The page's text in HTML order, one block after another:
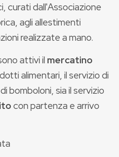
curati dall'Associazione
agli allestimenti
realizzate a mano.
attivi il mercatino
alimentari, il servizio di
bomboloni, sia il servizio
con partenza e arrivo